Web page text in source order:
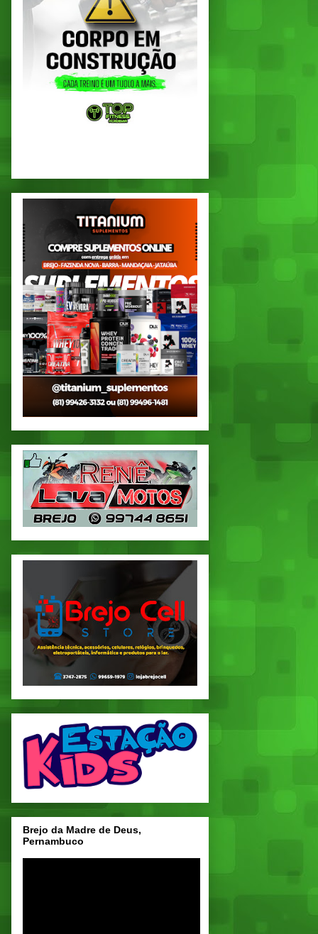
Brejo da Madre de Deus,
Pernambuco